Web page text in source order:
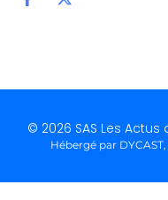
© 2026 SAS Les
Hébergé par DYCAST,